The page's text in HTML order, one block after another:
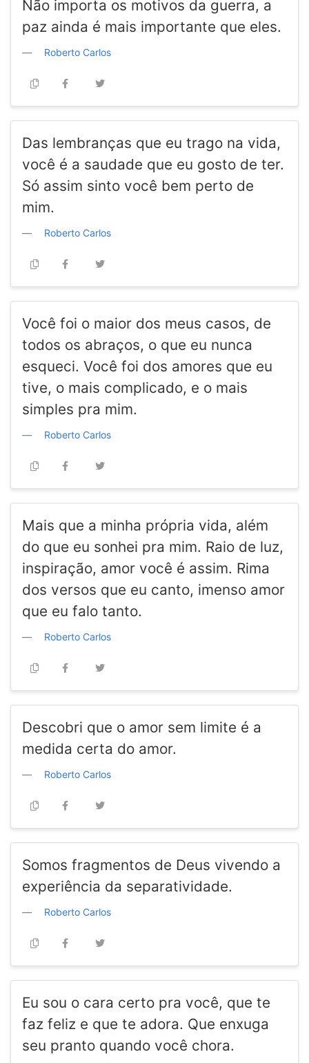
Não importa os motivos da guerra, a
paz ainda é mais importante que eles.
Roberto Carlos
Das lembranças que eu trago na vida,
você é a saudade que eu gosto de ter.
Só assim sinto você bem perto de
mim.
Roberto Carlos
Você foi o maior dos meus casos, de
todos os abraços, o que eu nunca
esqueci. Você foi dos amores que eu
tive, o mais complicado, e o mais
simples pra mim.
Roberto Carlos
Mais que a minha própria vida, além
do que eu sonhei pra mim. Raio de luz,
inspiração, amor você é assim. Rima
dos versos que eu canto, imenso amor
que eu falo tanto.
Roberto Carlos
Descobri que o amor sem limite é a
medida certa do amor.
Roberto Carlos
Somos fragmentos de Deus vivendo a
experiência da separatividade.
Roberto Carlos
Eu sou o cara certo pra você, que te
faz feliz e que te adora. Que enxuga
seu pranto quando você chora.